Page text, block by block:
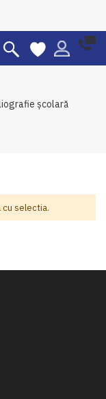
școlară
selectia.